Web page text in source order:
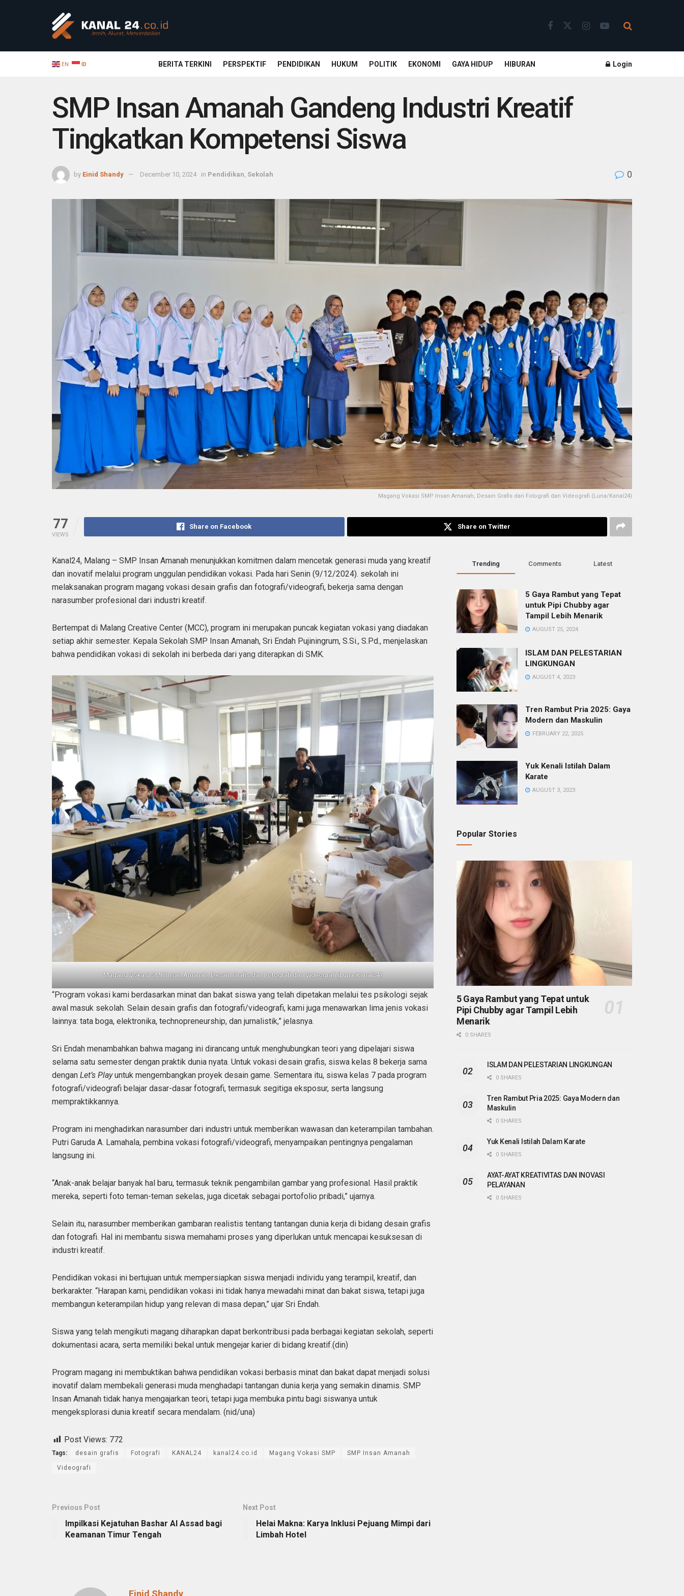
EN ID BERITA TERKINI PERSPEKTIF PENDIDIKAN HUKUM POLITIK EKONOMI GAYA HIDUP HIBURAN Login
SMP Insan Amanah Gandeng Industri Kreatif
Tingkatkan Kompetensi Siswa
by Einid Shandy December 10, 2024 in Pendidikan, Sekolah 0
Magang Vokasi SMP Insan Amanah, Desain Grafis dan Fotografi dan Videografi (Luna/Kanal24)
77
VIEWS
Share on Facebook Share on Twitter
Kanal24, Malang – SMP Insan Amanah menunjukkan komitmen dalam mencetak generasi muda yang kreatif
dan inovatif melalui program unggulan pendidikan vokasi. Pada hari Senin (9/12/2024). sekolah ini
melaksanakan program magang vokasi desain grafis dan fotografi/videografi, bekerja sama dengan
narasumber profesional dari industri kreatif.
Bertempat di Malang Creative Center (MCC), program ini merupakan puncak kegiatan vokasi yang diadakan
setiap akhir semester. Kepala Sekolah SMP Insan Amanah, Sri Endah Pujiningrum, S.Si., S.Pd., menjelaskan
bahwa pendidikan vokasi di sekolah ini berbeda dari yang diterapkan di SMK.
Magang Vokasi SMP Insan Amanah, Desain Grafis dan Fotografi dan Videografi (Luna/Kanal24)
“Program vokasi kami berdasarkan minat dan bakat siswa yang telah dipetakan melalui tes psikologi sejak
awal masuk sekolah. Selain desain grafis dan fotografi/videografi, kami juga menawarkan lima jenis vokasi
lainnya: tata boga, elektronika, technopreneurship, dan jurnalistik,” jelasnya.
Sri Endah menambahkan bahwa magang ini dirancang untuk menghubungkan teori yang dipelajari siswa
selama satu semester dengan praktik dunia nyata. Untuk vokasi desain grafis, siswa kelas 8 bekerja sama
dengan Let’s Playuntuk mengembangkan proyek desain game. Sementara itu, siswa kelas 7 pada program
fotografi/videografi belajar dasar-dasar fotografi, termasuk segitiga eksposur, serta langsung
mempraktikkannya.
Program ini menghadirkan narasumber dari industri untuk memberikan wawasan dan keterampilan tambahan.
Putri Garuda A. Lamahala, pembina vokasi fotografi/videografi, menyampaikan pentingnya pengalaman
langsung ini.
“Anak-anak belajar banyak hal baru, termasuk teknik pengambilan gambar yang profesional. Hasil praktik
mereka, seperti foto teman-teman sekelas, juga dicetak sebagai portofolio pribadi,” ujarnya.
Selain itu, narasumber memberikan gambaran realistis tentang tantangan dunia kerja di bidang desain grafis
dan fotografi. Hal ini membantu siswa memahami proses yang diperlukan untuk mencapai kesuksesan di
industri kreatif.
Pendidikan vokasi ini bertujuan untuk mempersiapkan siswa menjadi individu yang terampil, kreatif, dan
berkarakter. “Harapan kami, pendidikan vokasi ini tidak hanya mewadahi minat dan bakat siswa, tetapi juga
membangun keterampilan hidup yang relevan di masa depan,” ujar Sri Endah.
Siswa yang telah mengikuti magang diharapkan dapat berkontribusi pada berbagai kegiatan sekolah, seperti
dokumentasi acara, serta memiliki bekal untuk mengejar karier di bidang kreatif.(din)
Program magang ini membuktikan bahwa pendidikan vokasi berbasis minat dan bakat dapat menjadi solusi
inovatif dalam membekali generasi muda menghadapi tantangan dunia kerja yang semakin dinamis. SMP
Insan Amanah tidak hanya mengajarkan teori, tetapi juga membuka pintu bagi siswanya untuk
mengeksplorasi dunia kreatif secara mendalam. (nid/una)
Post Views: 772
Tags: desain grafis Fotografi KANAL24 kanal24.co.id Magang Vokasi SMP SMP Insan Amanah
Videografi
Previous Post
Impilkasi Kejatuhan Bashar Al Assad bagi
Keamanan Timur Tengah
Next Post
Helai Makna: Karya Inklusi Pejuang Mimpi dari
Limbah Hotel
Einid Shandy
Trending Comments Latest
5 Gaya Rambut yang Tepat
untuk Pipi Chubby agar
Tampil Lebih Menarik
AUGUST 25, 2024
ISLAM DAN PELESTARIAN
LINGKUNGAN
AUGUST 4, 2023
Tren Rambut Pria 2025: Gaya
Modern dan Maskulin
FEBRUARY 22, 2025
Yuk Kenali Istilah Dalam
Karate
AUGUST 3, 2023
Popular Stories
5 Gaya Rambut yang Tepat untuk
Pipi Chubby agar Tampil Lebih
Menarik
0 SHARES
ISLAM DAN PELESTARIAN LINGKUNGAN
0 SHARES
Tren Rambut Pria 2025: Gaya Modern dan
Maskulin
0 SHARES
Yuk Kenali Istilah Dalam Karate
0 SHARES
AYAT-AYAT KREATIVITAS DAN INOVASI
PELAYANAN
0 SHARES